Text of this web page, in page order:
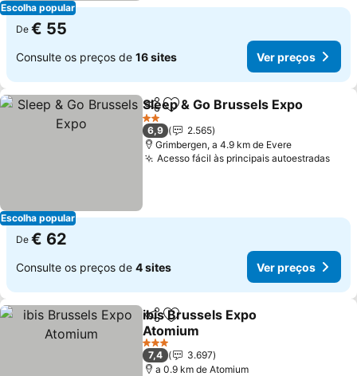
Escolha popular
De € 55
Consulte os preços de 16 sites Ver preços
Escolha popular
PartilharAdicionar aos favoritos
Sleep & Go Brussels Expo
2 Estrelas
6,9
2.565
Grimbergen, a 4.9 km de Evere
Acesso fácil às principais autoestradas
De € 62
Consulte os preços de 4 sites Ver preços
PartilharAdicionar aos favoritos
ibis Brussels Expo
Atomium
3 Estrelas
7,4
3.697
a 0.9 km de Atomium